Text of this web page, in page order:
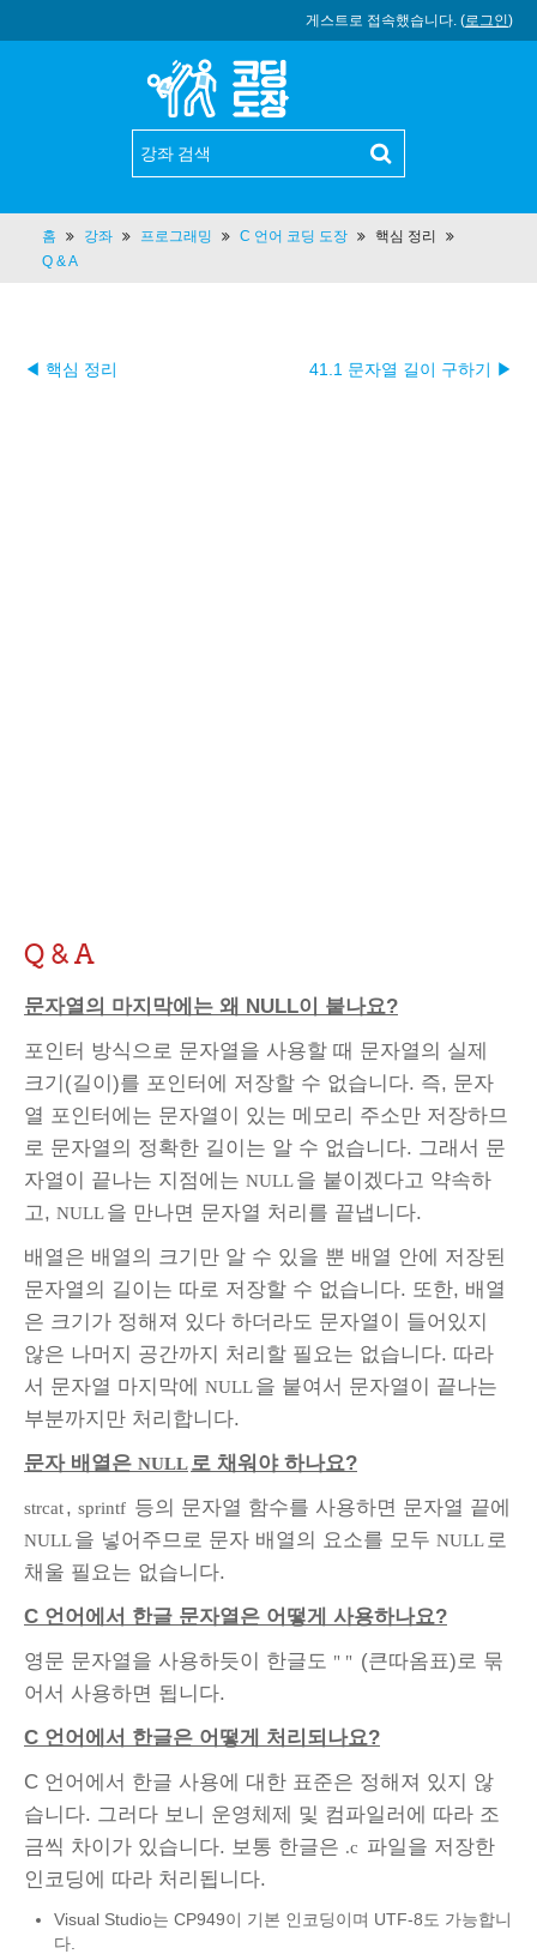
게스트로 접속했습니다. (로그인)
홈 강좌 프로그래밍 C 언어 코딩 도장
핵심 정리
Q & A
◀ 핵심 정리 41.1 문자열 길이 구하기 ▶︎
Q & A
문자열의 마지막에는 왜 NULL이 붙나요?
포인터 방식으로 문자열을 사용할 때 문자열의 실제
크기(길이)를 포인터에 저장할 수 없습니다. 즉, 문자
열 포인터에는 문자열이 있는 메모리 주소만 저장하므
로 문자열의 정확한 길이는 알 수 없습니다. 그래서 문
자열이 끝나는 지점에는 NULL을 붙이겠다고 약속하
고, NULL을 만나면 문자열 처리를 끝냅니다.
배열은 배열의 크기만 알 수 있을 뿐 배열 안에 저장된
문자열의 길이는 따로 저장할 수 없습니다. 또한, 배열
은 크기가 정해져 있다 하더라도 문자열이 들어있지
않은 나머지 공간까지 처리할 필요는 없습니다. 따라
서 문자열 마지막에 NULL을 붙여서 문자열이 끝나는
부분까지만 처리합니다.
문자 배열은 NULL로 채워야 하나요?
strcat, sprintf 등의 문자열 함수를 사용하면 문자열 끝에
NULL을 넣어주므로 문자 배열의 요소를 모두 NULL로
채울 필요는 없습니다.
C 언어에서 한글 문자열은 어떻게 사용하나요?
영문 문자열을 사용하듯이 한글도 " " (큰따옴표)로 묶
어서 사용하면 됩니다.
C 언어에서 한글은 어떻게 처리되나요?
C 언어에서 한글 사용에 대한 표준은 정해져 있지 않
습니다. 그러다 보니 운영체제 및 컴파일러에 따라 조
금씩 차이가 있습니다. 보통 한글은 .c 파일을 저장한
인코딩에 따라 처리됩니다.
Visual Studio는 CP949이 기본 인코딩이며 UTF-8도 가능합니
다.